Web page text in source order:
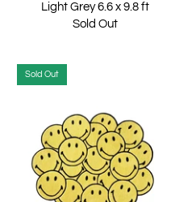
Light Grey 6.6 x 9.8 ft
Sold Out
Sold Out